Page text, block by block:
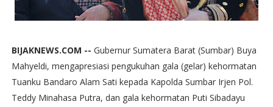
BIJAKNEWS.COM -- Gubernur Sumatera Barat (Sumbar) Buya
Mahyeldi, mengapresiasi pengukuhan gala (gelar) kehormatan
Tuanku Bandaro Alam Sati kepada Kapolda Sumbar Irjen Pol.
Teddy Minahasa Putra, dan gala kehormatan Puti Sibadayu